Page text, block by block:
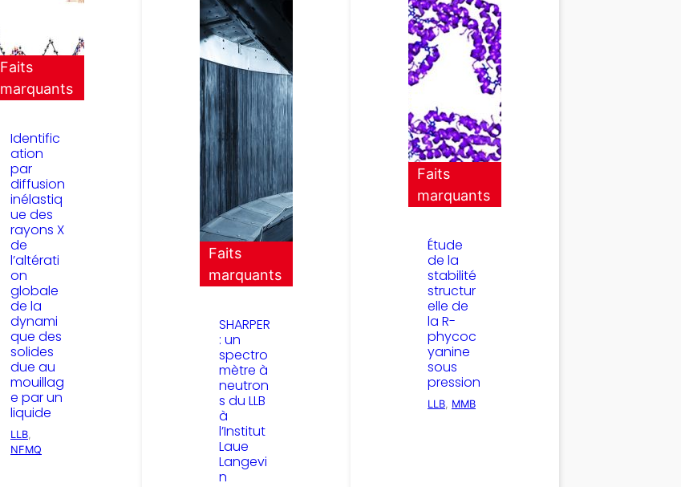
Faits
marquants
Identific
ation
par
diffusion
inélastiq
ue des
rayons X
de
l’altérati
on
globale
de la
dynami
que des
solides
due au
mouillag
e par un
liquide
LLB
NFMQ
Faits
marquants
SHARPER
: un
spectro
mètre à
neutron
s du LLB
à
l’Institut
Laue
Langevi
n
Faits
marquants
Étude
de la
stabilité
structur
elle de
la R-
phycoc
yanine
sous
pression
LLB MMB